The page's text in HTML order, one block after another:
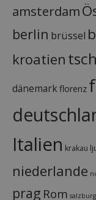
amsterdam
berlin brüssel
kroatien
dänemark florenz
Italien krakau
niederlande
prag Rom salzburg